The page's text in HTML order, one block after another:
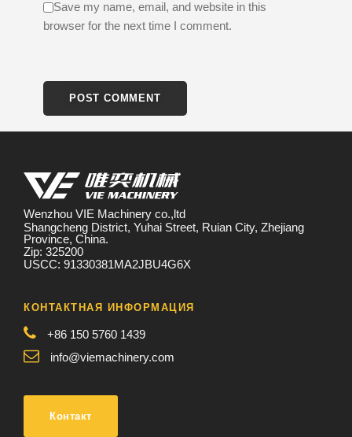
Save my name, email, and website in this
browser for the next time I comment.
Wenzhou VIE Machinery co.,ltd
Shangcheng District, Yuhai Street, Ruian City, Zhejiang
Province, China.
Zip: 325200
USCC: 91330381MA2JBU4G6X
КОНТАКТНАЯ ИНФОРМАЦИЯ
+86 150 5760 1439
info@viemachinery.com
Контакт